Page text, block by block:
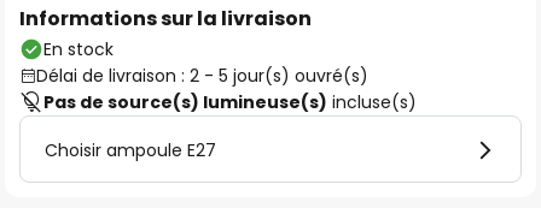
Informations sur la livraison
En stock
Délai de livraison : 2 - 5 jour(s) ouvré(s)
Pas de source(s) lumineuse(s) incluse(s)
Choisir ampoule E27